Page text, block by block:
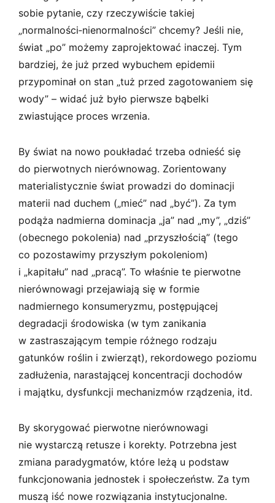
sobie pytanie, czy rzeczywiście takiej
„normalności­‑nienormalności” chcemy? Jeśli nie,
świat „po” możemy zaprojektować inaczej. Tym
bardziej, że już przed wybuchem epidemii
przypominał on stan „tuż przed zagotowaniem się
wody” – widać już było pierwsze bąbelki
zwiastujące proces wrzenia.
By świat na nowo poukładać trzeba odnieść się
do pierwotnych nierównowag. Zorientowany
materialistycznie świat prowadzi do dominacji
materii nad duchem („mieć” nad „być”). Za tym
podąża nadmierna dominacja „ja” nad „my”, „dziś”
(obecnego pokolenia) nad „przyszłością” (tego
co pozostawimy przyszłym pokoleniom)
i „kapitału” nad „pracą”. To właśnie te pierwotne
nierównowagi przejawiają się w formie
nadmiernego konsumeryzmu, postępującej
degradacji środowiska (w tym zanikania
w zastraszającym tempie różnego rodzaju
gatunków roślin i zwierząt), rekordowego poziomu
zadłużenia, narastającej koncentracji dochodów
i majątku, dysfunkcji mechanizmów rządzenia, itd.
By skorygować pierwotne nierównowagi
nie wystarczą retusze i korekty. Potrzebna jest
zmiana paradygmatów, które leżą u podstaw
funkcjonowania jednostek i społeczeństw. Za tym
muszą iść nowe rozwiązania instytucjonalne.